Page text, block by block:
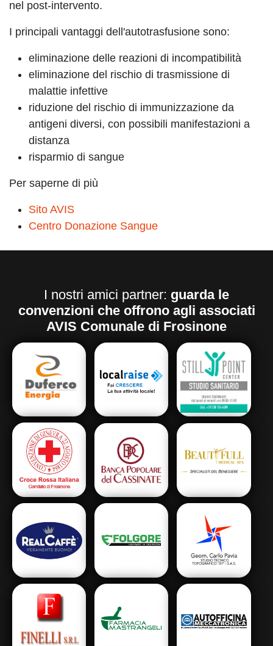
nel post-intervento.
I principali vantaggi dell'autotrasfusione sono:
eliminazione delle reazioni di incompatibilità
eliminazione del rischio di trasmissione di
malattie infettive
riduzione del rischio di immunizzazione da
antigeni diversi, con possibili manifestazioni a
distanza
risparmio di sangue
Per saperne di più
Sito AVIS
Centro Donazione Sangue
I nostri amici partner: guarda le
convenzioni che offrono agli associati
AVIS Comunale di Frosinone